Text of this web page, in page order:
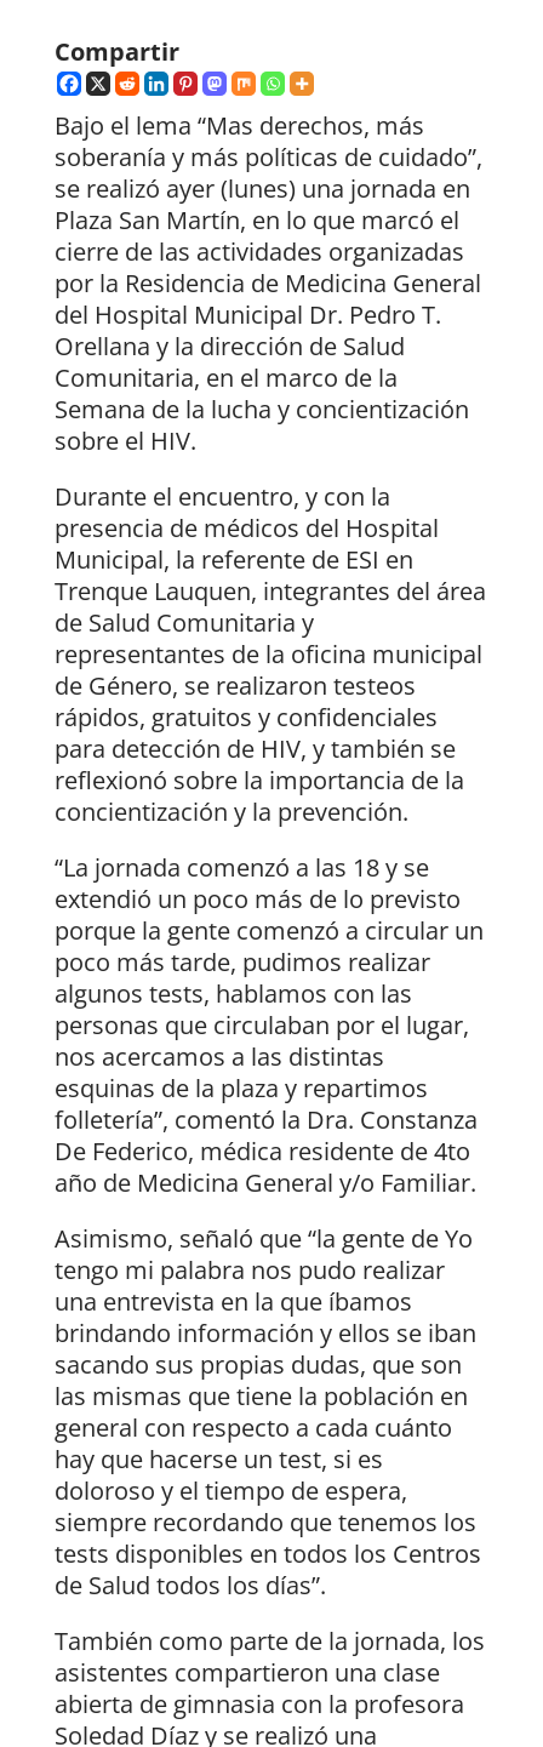
Compartir
Bajo el lema “Mas derechos, más
soberanía y más políticas de cuidado”,
se realizó ayer (lunes) una jornada en
Plaza San Martín, en lo que marcó el
cierre de las actividades organizadas
por la Residencia de Medicina General
del Hospital Municipal Dr. Pedro T.
Orellana y la dirección de Salud
Comunitaria, en el marco de la
Semana de la lucha y concientización
sobre el HIV.
Durante el encuentro, y con la
presencia de médicos del Hospital
Municipal, la referente de ESI en
Trenque Lauquen, integrantes del área
de Salud Comunitaria y
representantes de la oficina municipal
de Género, se realizaron testeos
rápidos, gratuitos y confidenciales
para detección de HIV, y también se
reflexionó sobre la importancia de la
concientización y la prevención.
“La jornada comenzó a las 18 y se
extendió un poco más de lo previsto
porque la gente comenzó a circular un
poco más tarde, pudimos realizar
algunos tests, hablamos con las
personas que circulaban por el lugar,
nos acercamos a las distintas
esquinas de la plaza y repartimos
folletería”, comentó la Dra. Constanza
De Federico, médica residente de 4to
año de Medicina General y/o Familiar.
Asimismo, señaló que “la gente de Yo
tengo mi palabra nos pudo realizar
una entrevista en la que íbamos
brindando información y ellos se iban
sacando sus propias dudas, que son
las mismas que tiene la población en
general con respecto a cada cuánto
hay que hacerse un test, si es
doloroso y el tiempo de espera,
siempre recordando que tenemos los
tests disponibles en todos los Centros
de Salud todos los días”.
También como parte de la jornada, los
asistentes compartieron una clase
abierta de gimnasia con la profesora
Soledad Díaz y se realizó una